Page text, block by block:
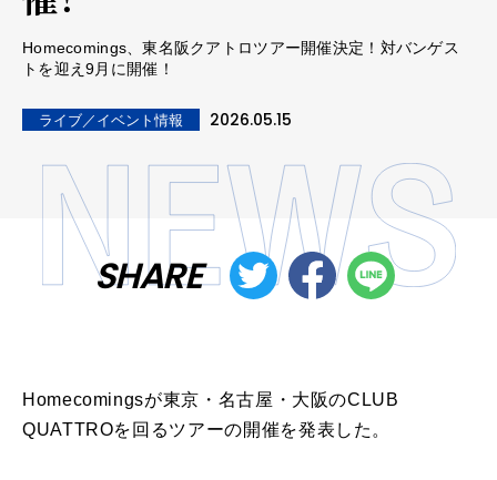
Homecomings、東名阪クアトロツアー開催決定！対バンゲス
トを迎え9月に開催！
ライブ／イベント情報 2026.05.15
SHARE
Homecomingsが東京・名古屋・大 阪のCLUB
QUATTROを 回るツアーの開催を発表した。